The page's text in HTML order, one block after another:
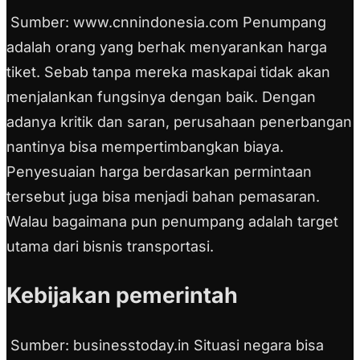
Sumber: www.cnnindonesia.com Penumpang
adalah orang yang berhak menyarankan harga
tiket. Sebab tanpa mereka maskapai tidak akan
menjalankan fungsinya dengan baik. Dengan
adanya kritik dan saran, perusahaan penerbangan
nantinya bisa mempertimbangkan biaya.
Penyesuaian harga berdasarkan permintaan
tersebut juga bisa menjadi bahan pemasaran.
Walau bagaimana pun penumpang adalah target
utama dari bisnis transportasi.
Kebijakan pemerintah
Sumber: businesstoday.in Situasi negara bisa